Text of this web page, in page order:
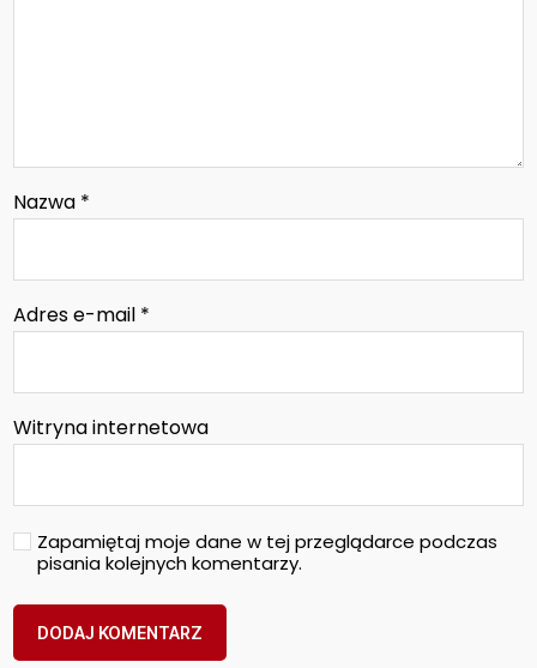
Nazwa *
Adres e-mail *
Witryna internetowa
Zapamiętaj moje dane w tej przeglądarce podczas
pisania kolejnych komentarzy.